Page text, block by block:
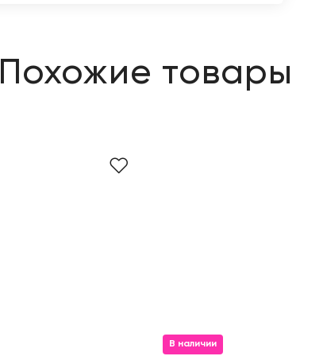
Похожие товары
В наличии